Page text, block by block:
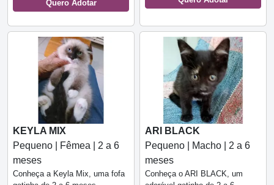
Quero Adotar
KEYLA MIX
Pequeno | Fêmea | 2 a 6
meses
Conheça a Keyla Mix, uma fofa
ARI BLACK
Pequeno | Macho | 2 a 6
meses
Conheça o ARI BLACK, um